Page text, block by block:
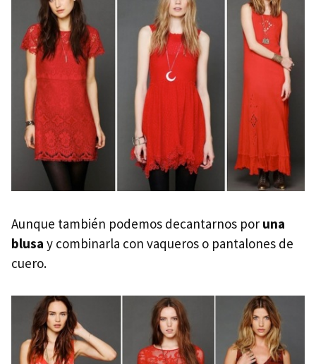
Aunque también podemos decantarnos por una
blusa y combinarla con vaqueros o pantalones de
cuero.